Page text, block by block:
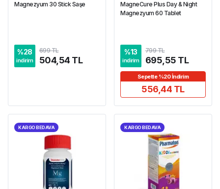
Magnezyum 30 Stick Saşe
%28
indirim
699 TL
504,54 TL
MagneCure Plus Day & Night
Magnezyum 60 Tablet
%13
indirim
799 TL
695,55 TL
Sepette %20 İndirim
556,44 TL
KARGO BEDAVA KARGO BEDAVA